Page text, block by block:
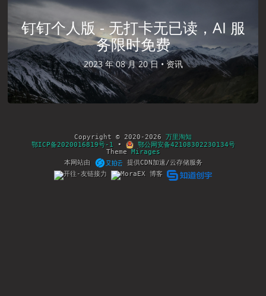
钉钉个人版 - 无打卡无已读，AI 服
务限时免费
2023 年 08 月 20 日 • 资讯
Copyright © 2020-2026 万里淘知
鄂ICP备2020016819号-1 •
鄂公网安备42108302230134号
Theme Mirages
本网站由
提供CDN加速/云存储服务